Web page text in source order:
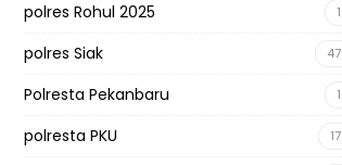
polres Rohul 2025 1
polres Siak 47
Polresta Pekanbaru 1
polresta PKU 17